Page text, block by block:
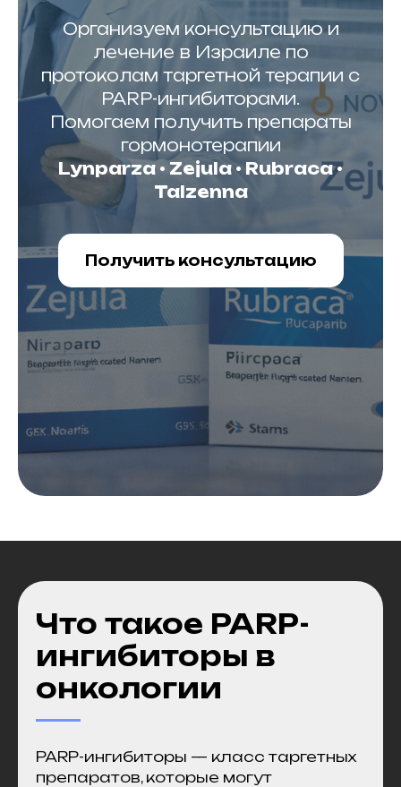
Tel-Aviv, Israel
medicalcenter.com
740-101
524-589-737
ПрепаратыСтатьи
Организуем консультацию и
лечение в Израиле по
протоколам таргетной терапии с
PARP-ингибиторами.
Помогаем получить препараты
гормонотерапии
Lynparza • Zejula • Rubraca •
Talzenna
Получить консультацию
Что такое PARP-
ингибиторы в
онкологии
PARP-ингибиторы — класс таргетных
препаратов, которые могут